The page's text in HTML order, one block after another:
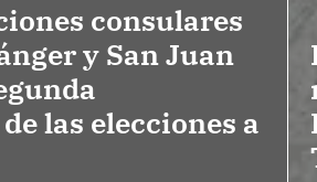
consulares
y San Juan
las elecciones a